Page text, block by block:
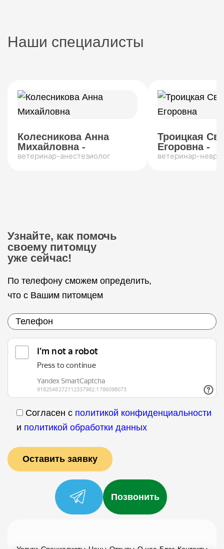
Наши специалисты
Колесникова Анна
Михайловна -
ветеринар-анестезиолог
Троицкая
Егоровна -
ветеринар-
Узнайте, как помочь
своему питомцу
уже сейчас!
По телефону сможем определить,
что с Вашим питомцем
Согласен с политикой конфиденциальности
и политикой обработки данных
Позвонить